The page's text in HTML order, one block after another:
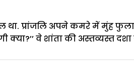
था. प्रांजलि अपने कमरे में मुंह
वे शांता की अस्तव्यस्त